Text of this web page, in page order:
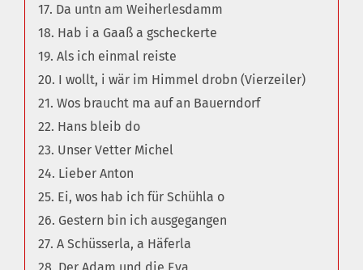
17. Da untn am Weiherlesdamm
18. Hab i a Gaaß a gscheckerte
19. Als ich einmal reiste
20. I wollt, i wär im Himmel drobn (Vierzeiler)
21. Wos braucht ma auf an Bauerndorf
22. Hans bleib do
23. Unser Vetter Michel
24. Lieber Anton
25. Ei, wos hab ich für Schühla o
26. Gestern bin ich ausgegangen
27. A Schüsserla, a Häferla
28. Der Adam und die Eva